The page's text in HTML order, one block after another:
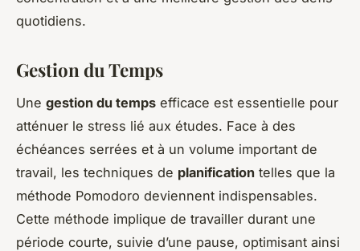
quotidiens.
Gestion du Temps
Une gestion du temps efficace est essentielle pour
atténuer le stress lié aux études. Face à des
échéances serrées et à un volume important de
travail, les techniques de planification telles que la
méthode Pomodoro deviennent indispensables.
Cette méthode implique de travailler durant une
période courte, suivie d’une pause, optimisant ainsi